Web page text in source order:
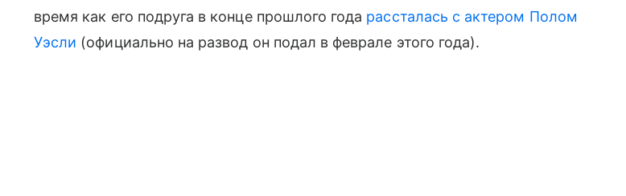
время как его подруга в конце прошлого года рассталась с актером Полом
Уэсли (официально на развод он подал в феврале этого года).